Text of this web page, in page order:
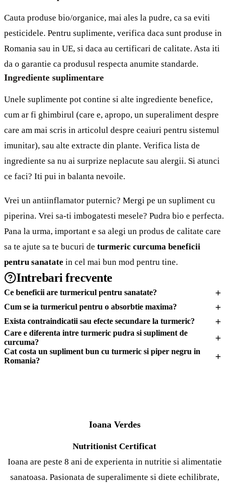
Cauta produse bio/organice, mai ales la pudre, ca sa eviti
pesticidele. Pentru suplimente, verifica daca sunt produse in
Romania sau in UE, si daca au certificari de calitate. Asta iti
da o garantie ca produsul respecta anumite standarde.
Ingrediente suplimentare
Unele suplimente pot contine si alte ingrediente benefice,
cum ar fi ghimbirul (care e, apropo, un superaliment despre
care am mai scris in articolul despre ceaiuri pentru sistemul
imunitar), sau alte extracte din plante. Verifica lista de
ingrediente sa nu ai surprize neplacute sau alergii. Si atunci
ce faci? Iti pui in balanta nevoile.
Vrei un antiinflamator puternic? Mergi pe un supliment cu
piperina. Vrei sa-ti imbogatesti mesele? Pudra bio e perfecta.
Pana la urma, important e sa alegi un produs de calitate care
sa te ajute sa te bucuri de turmeric curcuma beneficii
pentru sanatate in cel mai bun mod pentru tine.
Intrebari frecvente
Ce beneficii are turmericul pentru sanatate? +
Cum se ia turmericul pentru o absorbtie maxima? +
Exista contraindicatii sau efecte secundare la turmeric? +
Care e diferenta intre turmeric pudra si supliment de
curcuma?
+
Cat costa un supliment bun cu turmeric si piper negru in
Romania?
+
Ioana Verdes
Nutritionist Certificat
Ioana are peste 8 ani de experienta in nutritie si alimentatie
sanatoasa. Pasionata de superalimente si diete echilibrate,